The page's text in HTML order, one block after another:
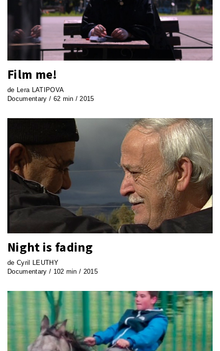
Film me!
de Lera LATIPOVA
Documentary / 62 min / 2015
Night is fading
de Cyril LEUTHY
Documentary / 102 min / 2015